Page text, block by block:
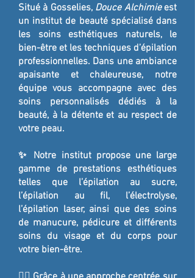
Situé à Gosselies, Douce Alchimie est
un institut de beauté spécialisé dans
les soins esthétiques naturels, le
bien-être et les techniques d’épilation
professionnelles. Dans une ambiance
apaisante et chaleureuse, notre
équipe vous accompagne avec des
soins personnalisés dédiés à la
beauté, à la détente et au respect de
votre peau.
✨ Notre institut propose une large
gamme de prestations esthétiques
telles que l’épilation au sucre,
l’épilation au fil, l’électrolyse,
l’épilation laser, ainsi que des soins
de manucure, pédicure et différents
soins du visage et du corps pour
votre bien-être.